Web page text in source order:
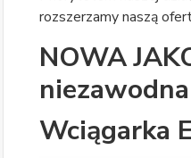
rozszerzamy naszą
NOWA
Wciągarka